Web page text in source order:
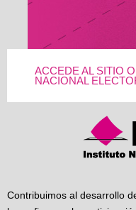
ACCEDE AL SITIO
NACIONAL
Contribuimos al desarrollo